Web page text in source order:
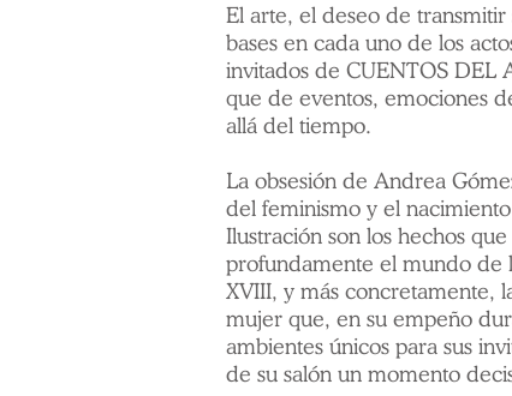
El arte, el deseo de transmitir
bases en cada uno de los
invitados de CUENTOS DEL
que de eventos, emociones
allá del tiempo.
La obsesión de Andrea
del feminismo y el
Ilustración son los hechos
profundamente el mundo de
XVIII, y más concretamente,
mujer que, en su empeño
ambientes únicos para sus
de su salón un momento